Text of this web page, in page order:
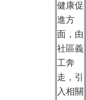
健康促
進方
面，由
社區義
工奔
走，引
入相關